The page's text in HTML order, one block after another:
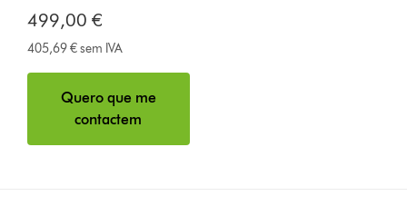
499,00 €
405,69 € sem IVA
Quero que me
contactem